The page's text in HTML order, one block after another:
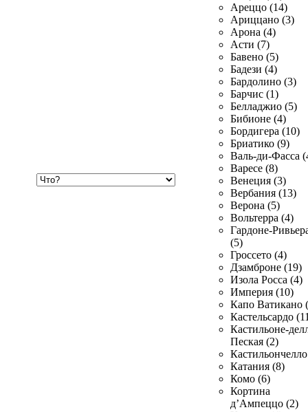
Ареццо (14)
Ариццано (3)
Арона (4)
Асти (7)
Бавено (5)
Бадези (4)
Бардолино (3)
Барчис (1)
Белладжио (5)
Бибионе (4)
Бордигера (10)
Бриатико (9)
Валь-ди-Фасса
Варесе (8)
Венеция (3)
Вербания (13)
Верона (5)
Вольтерра (4)
Гардоне-
(5)
Гроссето (4)
Дзамброне (19)
Изола Росса (4)
Империя (10)
Капо Ватикано
Кастельсардо
Кастильоне-
Пеская (2)
Катания (8)
Комо (6)
Кортина
д’Ампеццо (2)